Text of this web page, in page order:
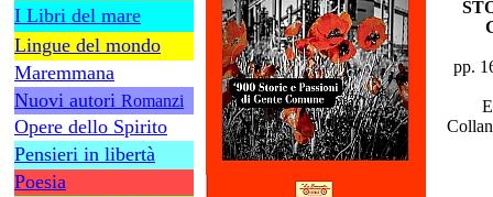
I Libri del mare
Lingue del mondo
Maremmana
Nuovi autori Romanzi
Opere dello Spirito
Pensieri in libertà
Poesia
pp.